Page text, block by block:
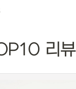
리뷰